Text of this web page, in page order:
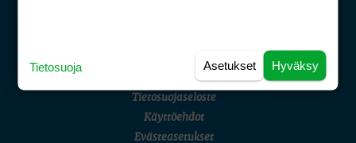
(digi) digi@otavamedia.fi
Tietosuojaseloste
Käyttöehdot
Evästeasetukset
Hyväksy
Asetukset
Tietosuoja